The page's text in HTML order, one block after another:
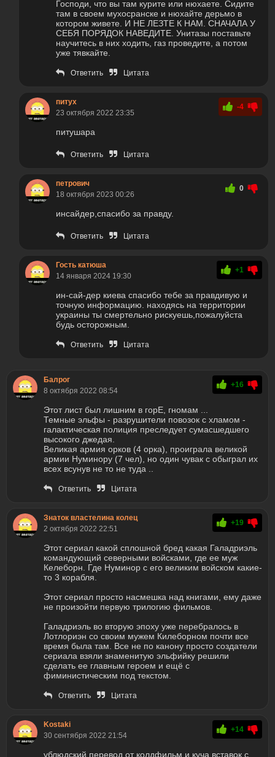
Господи, что вы там курите или нюхаете. Сидите
там в своем мухосранске и нюхайте дерьмо в
котором живете. И НЕ ЛЕЗТЕ К НАМ. СНАЧАЛА У
СЕБЯ ПОРЯДОК НАВЕДИТЕ. Унитазы поставьте
научитесь в них ходить, газ проведите, а потом
уже тявкайте.
Ответить Цитата
питух
23 октября 2022 23:35
-4
питушара
Ответить Цитата
петрович
18 октября 2023 00:26
0
инсайдер,спасибо за правду.
Ответить Цитата
Гость катюша
14 января 2024 19:30
+1
ин-сай-дер киева спасибо тебе за правдивую и
точную информацию. находясь на территории
украины ты смертельно рискуешь,пожалуйста
будь осторожным.
Ответить Цитата
Балрог
8 октября 2022 08:54
+16
Этот лист был лишним в горЕ, гномам ...
Темные эльфы - разрушители повозок с хламом -
галактическая полиция преследует сумасшедшего
высокого джедая.
Великая армия орков (4 орка), проиграла великой
армии Нуминору (7 чел), но один чувак с обыграл их
всех всунув не то не туда ..
Ответить Цитата
Знаток властелина колец
2 октября 2022 22:51
+19
Этот сериал какой сплошной бред какая Галадриэль
командующий северными войсками, где ее муж
Келеборн. Где Нуминор с его великим войском какие-
то 3 корабля.
Этот сериал просто насмешка над книгами, ему даже
не произойти первую трилогию фильмов.
Галадриэль во вторую эпоху уже перебралось в
Лотлориэн со своим мужем Килеборном почти все
время была там. Все не по канону просто создатели
сериала взяли знаменитую эльфийку решили
сделать ее главным героем и ещё с
фиминистическим под текстом.
Ответить Цитата
Kostaki
30 сентября 2022 21:54
+14
ублюдский перевод от колдфильм и куча вставок с